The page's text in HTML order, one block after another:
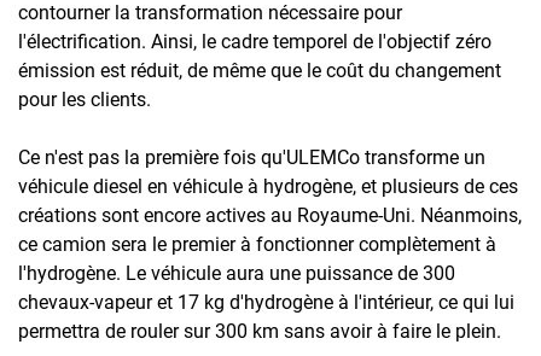
contourner la transformation nécessaire pour
l'électrification. Ainsi, le cadre temporel de l'objectif zéro
émission est réduit, de même que le coût du changement
pour les clients.
Ce n'est pas la première fois qu'ULEMCo transforme un
véhicule diesel en véhicule à hydrogène, et plusieurs de ces
créations sont encore actives au Royaume-Uni. Néanmoins,
ce camion sera le premier à fonctionner complètement à
l'hydrogène. Le véhicule aura une puissance de 300
chevaux-vapeur et 17 kg d'hydrogène à l'intérieur, ce qui lui
permettra de rouler sur 300 km sans avoir à faire le plein.